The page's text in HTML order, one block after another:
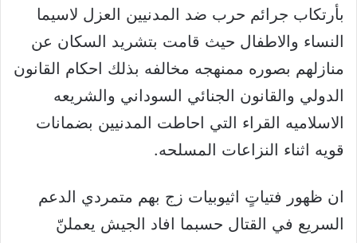
بأرتكاب جرائم حرب ضد المدنيين العزل لاسيما
النساء والاطفال حيث قامت بتشريد السكان عن
منازلهم بصوره ممنهجه مخالفه بذلك احكام القانون
الدولي والقانون الجنائي السوداني والشريعه
الاسلاميه القراء التي احاطت المدنيين بضمانات
قويه اثناء النزاعات المسلحه.
ان ظهور فتياتٍ اثيوبيات زج بهم متمردي الدعم
السريع في القتال حسبما افاد الجيش يعملنّ